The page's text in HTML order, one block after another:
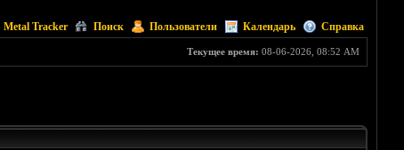
Metal Tracker Поиск Пользователи Календарь Справка
Текущее время: 08-06-2026, 08:52 AM